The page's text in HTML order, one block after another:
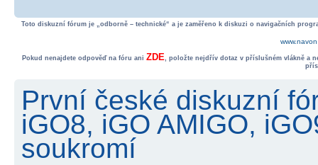
Toto diskuzní fórum je „odborně – technické“ a je zaměřeno k diskuzi o navigačních
Pokud nenajdete odpověď na fóru ani ZDE, položte nejdřív dotaz v příslušném vlákně a
První české diskuzní
iGO8, iGO AMIGO,
soukromí